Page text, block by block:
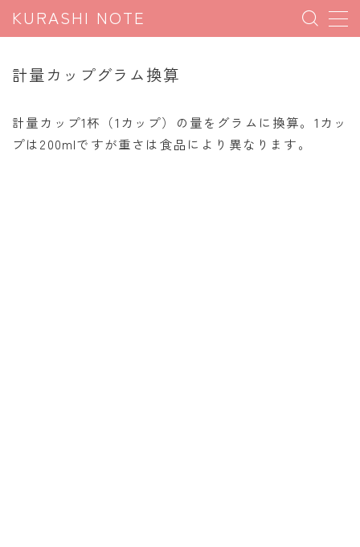
KURASHI NOTE
暮らしの豆知識
計量カップグラム換算
計量カップ1杯（1カップ）の量をグラムに換算。1カッ
プは200mlですが重さは食品により異なります。